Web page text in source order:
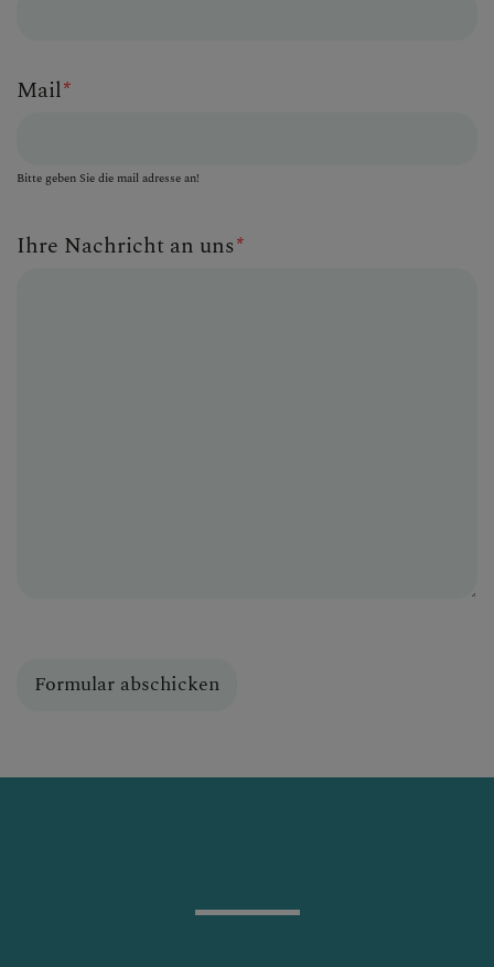
Mail*
Bitte geben Sie die mail adresse an!
Ihre Nachricht an uns*